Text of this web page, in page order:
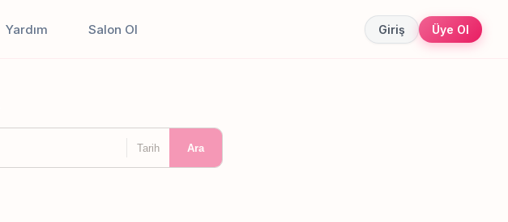
Yardım Salon Ol Giriş Üye Ol
Tarih Ara